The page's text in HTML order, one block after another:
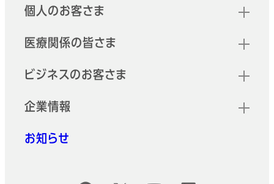
クイックリンク
個人のお客さま
医療関係の皆さま
ビジネスのお客さま
企業情報
お知らせ